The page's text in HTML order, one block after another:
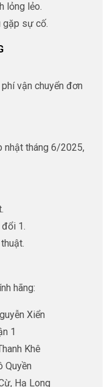
lỏng lẻo.
gặp sự cố.
vận chuyển đơn
nhật tháng 6/2025,
đổi 1.
hãng:
Xiển
1
Khê
Quyền
Hạ Long